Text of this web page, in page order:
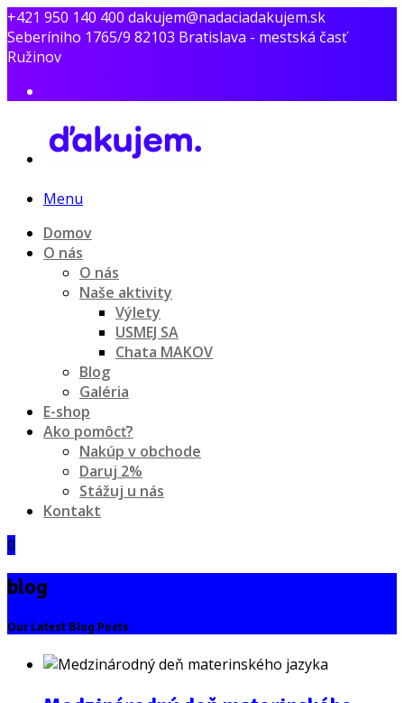
+421 950 140 400 dakujem@nadaciadakujem.sk
Seberíniho 1765/9 82103 Bratislava - mestská časť
Ružinov
Menu
Domov
O nás
O nás
Naše aktivity
Výlety
USMEJ SA
Chata MAKOV
Blog
Galéria
E-shop
Ako pomôcť?
Nakúp v obchode
Daruj 2%
Stážuj u nás
Kontakt
0
blog
Our Latest Blog Posts